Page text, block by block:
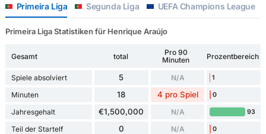
Primeira Liga Segunda Liga UEFA Champions League
Primeira Liga Statistiken für Henrique Araújo
Gesamt total
Pro 90
Minuten
Prozentbereich
Spiele absolviert 5 N/A 1
Minuten 18 4 pro Spiel 0
Jahresgehalt €1,500,000 N/A 93
Teil der Startelf 0 N/A 0